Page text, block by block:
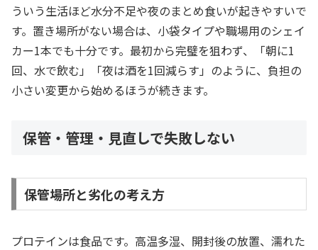
ういう生活ほど水分不足や夜のまとめ食いが起きやすいで
す。置き場所がない場合は、小袋タイプや職場用のシェイ
カー1本でも十分です。最初から完璧を狙わず、「朝に1
回、水で飲む」「夜は酒を1回減らす」のように、負担の
小さい変更から始めるほうが続きます。
保管・管理・見直しで失敗しない
保管場所と劣化の考え方
プロテインは食品です。高温多湿、開封後の放置、濡れた